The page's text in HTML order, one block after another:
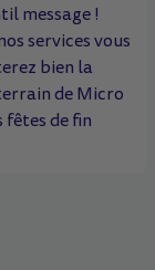
message !
services vous
bien la
de Micro
fêtes de fin